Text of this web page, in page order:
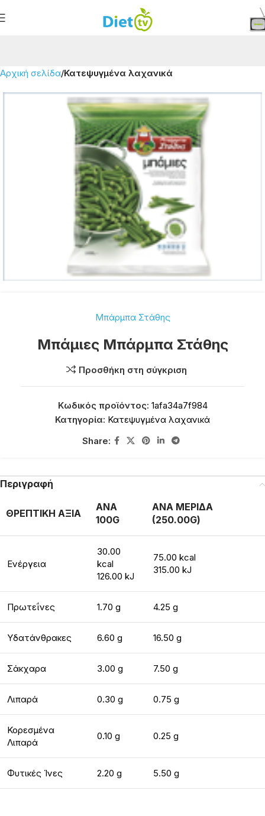
Αρχική σελίδα Κατεψυγμένα λαχανικά
Μπάρμπα Στάθης
Μπάμιες Μπάρμπα Στάθης
Προσθήκη στη σύγκριση
Κωδικός προϊόντος: 1afa34a7f984
Κατηγορία: Κατεψυγμένα λαχανικά
Share:
Περιγραφή
ΘΡΕΠΤΙΚΗ ΑΞΙΑ
ΑΝΑ
100G
ΑΝΑ ΜΕΡΙΔΑ
(250.00G)
Ενέργεια
30.00
kcal
126.00 kJ
75.00 kcal
315.00 kJ
Πρωτεΐνες 1.70 g 4.25 g
Υδατάνθρακες 6.60 g 16.50 g
Σάκχαρα 3.00 g 7.50 g
Λιπαρά 0.30 g 0.75 g
Κορεσμένα
Λιπαρά
0.10 g 0.25 g
Φυτικές Ίνες 2.20 g 5.50 g